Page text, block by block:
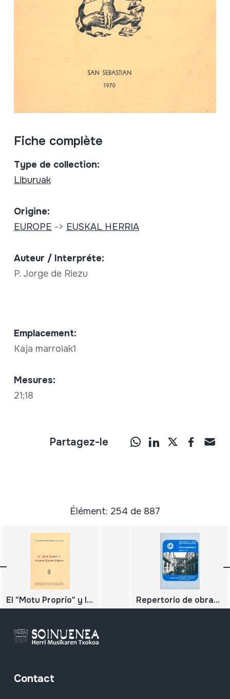
Fiche complète
Type de collection:
Liburuak
Origine:
EUROPE -> EUSKAL HERRIA
Auteur / Interpréte:
P. Jorge de Riezu
Emplacement:
Kaja marroiak1
Mesures:
21;18
Partagez-le
Élément: 254 de 887
El "Motu Proprío" y la Canción Popular Religiosa Repertorio de obras para dulzaina de Jesus Martinez. Segunda parte
Contact